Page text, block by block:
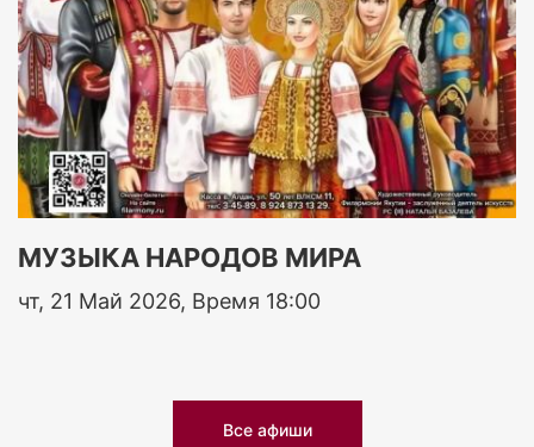
МУЗЫКА НАРОДОВ МИРА
чт, 21 Май 2026, Время 18:00
Все афиши